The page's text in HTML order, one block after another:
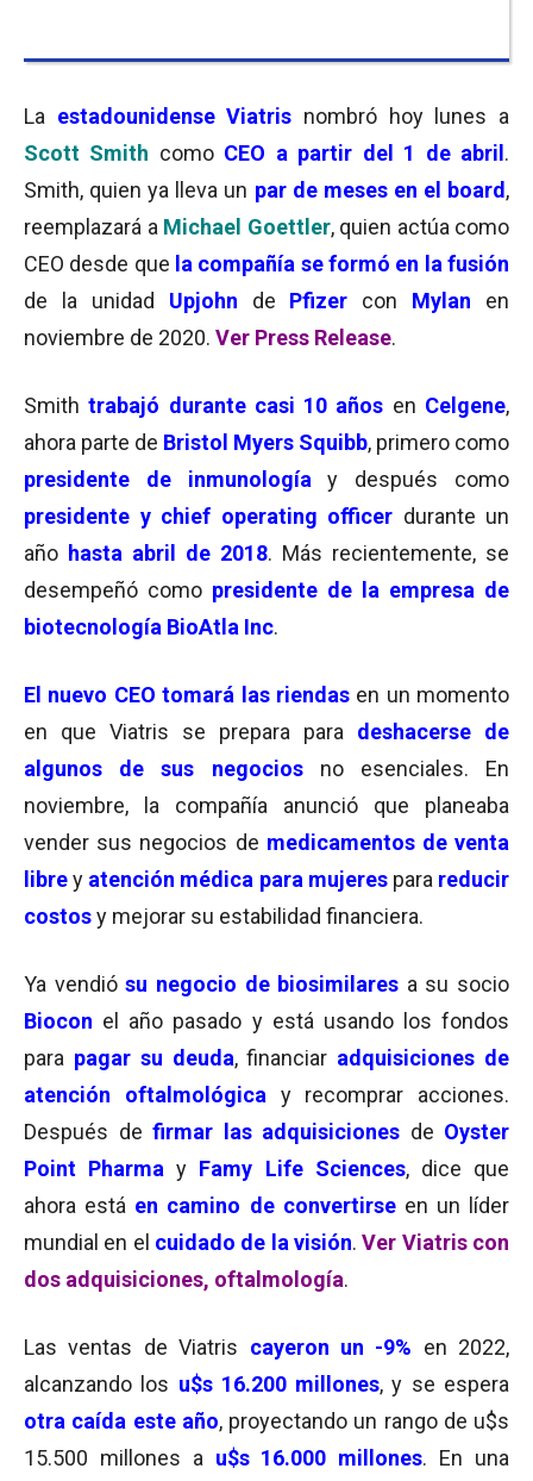
La estadounidense Viatris nombró hoy lunes a
Scott Smith como CEO a partir del 1 de abril .
Smith, quien ya lleva un par de meses en el board ,
reemplazará a Michael Goettler, quien actúa como
CEO desde que la compañía se formó en la fusión
de la unidad Upjohn de Pfizer con Mylan
en
noviembre de 2020. Ver Press Release.
Smith trabajó durante casi 10 años en Celgene,
ahora parte de Bristol Myers Squibb, primero como
presidente de inmunología y después como
presidente y chief operating officer durante un
año hasta abril de 2018. Más recientemente, se
desempeñó como presidente de la empresa de
biotecnología BioAtla Inc.
El nuevo CEO tomará las riendasen un momento
en que Viatris se prepara para deshacerse de
algunos de sus negociosno esenciales. En
noviembre, la compañía anunció que planeaba
vender sus negocios de medicamentos de venta
librey atención médica para mujeres para reducir
costosy mejorar su estabilidad financiera.
Ya vendiósu negocio de biosimilares a su socio
Biocon el año pasado y está usando los fondos
para pagar su deuda, financiar adquisiciones de
atención oftalmológica y recomprar acciones.
Después de firmar las adquisiciones de Oyster
Point Pharma y Famy Life Sciences, dice que
ahora está en camino de convertirse en un líder
mundial en el cuidado de la visión.Ver Viatris con
dos adquisiciones, oftalmología.
Las ventas de Viatris cayeron un -9% en 2022,
alcanzando los u$s 16.200 millones, y se espera
otra caída este año, proyectando un rango de u$s
15.500 millones a u$s 16.000 millones. En una